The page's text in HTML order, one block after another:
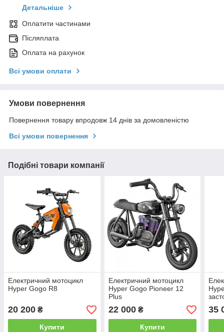
Детальніше
Оплатити частинами
Післяплата
Оплата на рахунок
Всі умови оплати
Умови повернення
Повернення товару впродовж 14 днів за домовленістю
Всі умови повернення
Подібні товари компанії
Електричний мотоцикл
Hyper Gogo R8
20 200 ₴
Купити
Електричний мотоцикл
Hyper Gogo Pioneer 12
Plus
22 000₴
Купити
35